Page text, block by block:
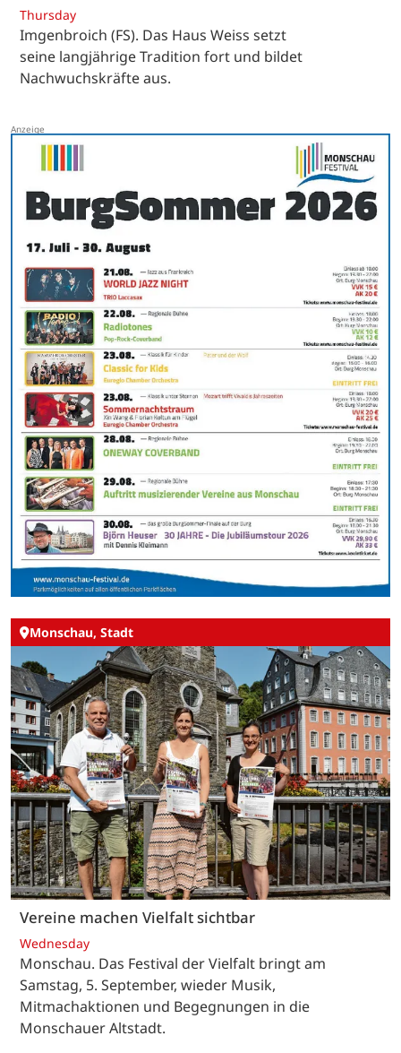
Thursday
Imgenbroich (FS). Das Haus Weiss setzt
seine langjährige Tradition fort und bildet
Nachwuchskräfte aus.
Monschau, Stadt
Vereine machen Vielfalt sichtbar
Wednesday
Monschau. Das Festival der Vielfalt bringt am
Samstag, 5. September, wieder Musik,
Mitmachaktionen und Begegnungen in die
Monschauer Altstadt.